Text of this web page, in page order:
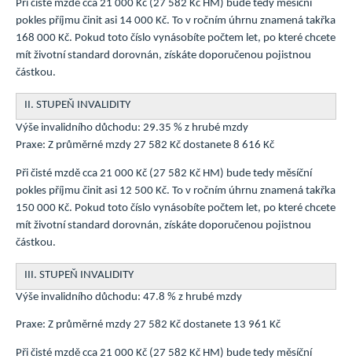
Při čisté mzdě cca 21 000 Kč (27 582 Kč HM) bude tedy měsíční
pokles příjmu činit asi 14 000 Kč. To v ročním úhrnu znamená takřka
168 000 Kč. Pokud toto číslo vynásobíte počtem let, po které chcete
mít životní standard dorovnán, získáte doporučenou pojistnou
částkou.
II. STUPEŇ INVALIDITY
Výše invalidního důchodu: 29.35 % z hrubé mzdy
Praxe: Z průměrné mzdy 27 582 Kč dostanete 8 616 Kč
Při čisté mzdě cca 21 000 Kč (27 582 Kč HM) bude tedy měsíční
pokles příjmu činit asi 12 500 Kč. To v ročním úhrnu znamená takřka
150 000 Kč. Pokud toto číslo vynásobíte počtem let, po které chcete
mít životní standard dorovnán, získáte doporučenou pojistnou
částkou.
III. STUPEŇ INVALIDITY
Výše invalidního důchodu: 47.8 % z hrubé mzdy
Praxe: Z průměrné mzdy 27 582 Kč dostanete 13 961 Kč
Při čisté mzdě cca 21 000 Kč (27 582 Kč HM) bude tedy měsíční